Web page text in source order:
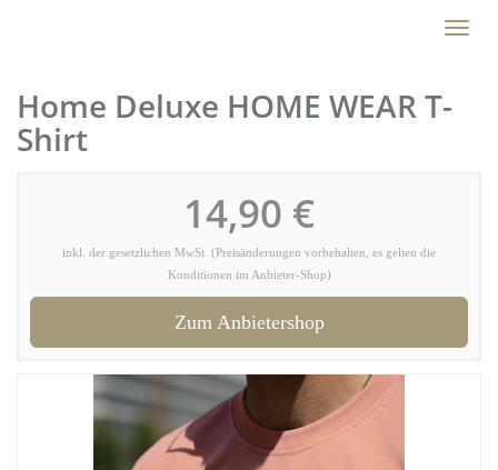
Toggle
Home Deluxe HOME WEAR T-
Shirt
14,90 €
inkl. der gesetzlichen MwSt. (Preisänderungen vorbehalten, es gelten die
Konditionen im Anbieter-Shop)
Zum Anbietershop